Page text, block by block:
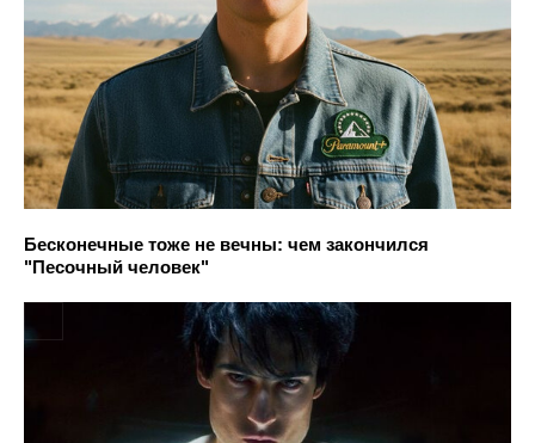
Бесконечные тоже не вечны: чем закончился
"Песочный человек"